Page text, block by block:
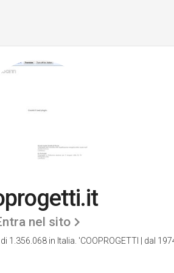
nel sito
1.356.068 in Italia. 'COOPROGETTI | dal